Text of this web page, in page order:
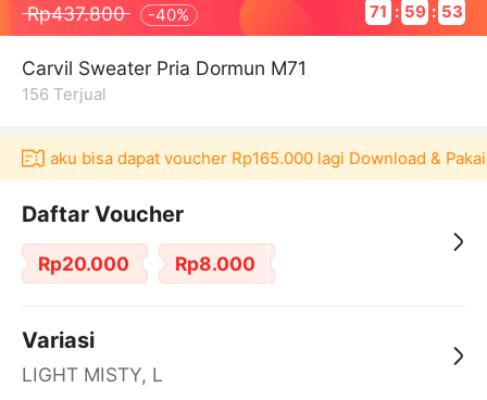
Rp437.800 -40% 71 : 59 : 53
Carvil Sweater Pria Dormun M71
156 Terjual
bisa dapat voucher Rp165.000 lagi Download & Pakai
Daftar Voucher
Rp20.000 Rp8.000
Variasi
LIGHT MISTY, L